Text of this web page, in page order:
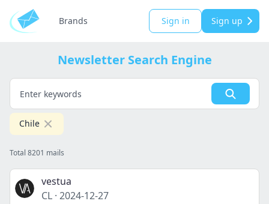
Brands Sign in Sign up
Newsletter Search Engine
Chile
Total 8201 mails
vestua
CL · 2024-12-27